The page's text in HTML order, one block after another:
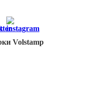
Volstamp